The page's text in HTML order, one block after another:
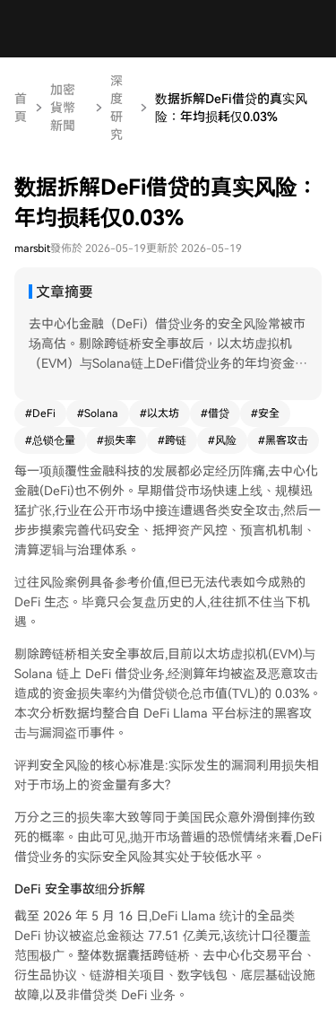
首
頁
加密
貨幣
新聞
深
度
研
究
数据拆解DeFi借贷的真实风
险：年均损耗仅0.03%
数据拆解DeFi借贷的真实风险：
年均损耗仅0.03%
marsbit發佈於 2026-05-19更新於 2026-05-19
文章摘要
去中心化金融（DeFi）借贷业务的安全风险常被市
场高估。剔除跨链桥安全事故后，以太坊虚拟机
（EVM）与Solana链上DeFi借贷业务的年均资金损
区。排除后，总损失从77.51亿美元降至45.18亿美
元。借贷协议因锁仓资产量大，是攻击频次最高的
赛道之一。 近年来，随着风控体系成熟和代码审
计完善，借贷赛道的实际损失率已大幅下降。数据
显示，过去一年EVM与Solana非跨链借贷业务账面
总损失3090万美元，扣除追回后净损失3010万美
元。以日均锁仓996亿美元计算，年度净损失率稳
定在0.03%左右。 安全事故损失规模呈对数正态分
布，绝大多数事件损失金额较小，巨额盗币仅为少
数极端案例。这表明资产分散配置是有效的风险防
范策略，且单一事件难以撼动整个赛道。同时，资
赛道中，追回金额约占账面损失的20%，进一步降
低了实际风险。 综上，DeFi借贷赛道的风险已变
得可量化、可分类，实际资金损耗率极低，行业正
步入成熟发展阶段。数据证明其真实风险处于较低
水平。
#DeFi #Solana #以太坊 #借贷 #安全
#总锁仓量 #损失率 #跨链 #风险 #黑客攻击
每一项颠覆性金融科技的发展都必定经历阵痛,去中心化
金融(DeFi)也不例外。早期借贷市场快速上线、规模迅
猛扩张,行业在公开市场中接连遭遇各类安全攻击,然后一
步步摸索完善代码安全、抵押资产风控、预言机机制、
清算逻辑与治理体系。
过往风险案例具备参考价值,但已无法代表如今成熟的
DeFi 生态。毕竟只会复盘历史的人,往往抓不住当下机
遇。
剔除跨链桥相关安全事故后,目前以太坊虚拟机(EVM)与
Solana 链上 DeFi 借贷业务,经测算年均被盗及恶意攻击
造成的资金损失率约为借贷锁仓总市值(TVL)的 0.03%。
本次分析数据均整合自 DeFi Llama 平台标注的黑客攻
击与漏洞盗币事件。
评判安全风险的核心标准是:实际发生的漏洞利用损失相
对于市场上的资金量有多大?
万分之三的损失率大致等同于美国民众意外滑倒摔伤致
死的概率。由此可见,抛开市场普遍的恐慌情绪来看,DeFi
借贷业务的实际安全风险其实处于较低水平。
DeFi 安全事故细分拆解
截至 2026 年 5 月 16 日,DeFi Llama 统计的全品类
DeFi 协议被盗总金额达 77.51 亿美元,该统计口径覆盖
范围极广。整体数据囊括跨链桥、去中心化交易平台、
衍生品协议、链游相关项目、数字钱包、底层基础设施
故障,以及非借贷类 DeFi 业务。